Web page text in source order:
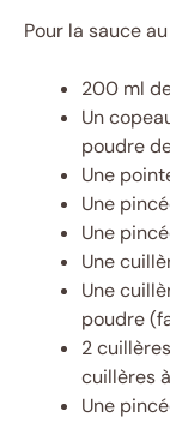
Pour la sauce
200 ml
Un
poudre
Une
Une
Une
Une
Une
poudre
2
cuillères
Une